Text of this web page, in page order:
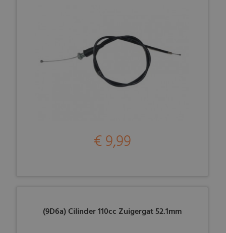
€ 9,99
(9D6a) Cilinder 110cc Zuigergat 52.1mm